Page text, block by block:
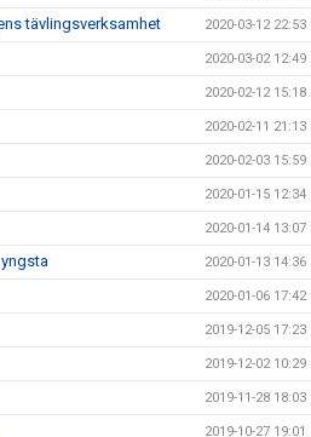
tävlingsverksamhet 2020-03-12 22:53
2020-03-02 12:49
2020-02-12 15:18
2020-02-11 21:13
2020-02-03 15:59
2020-01-15 12:34
2020-01-14 13:07
2020-01-13 14:36
2020-01-06 17:42
2019-12-05 17:23
2019-12-02 10:29
2019-11-28 18:03
2019-10-27 19:01